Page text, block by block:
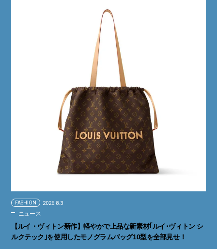
FASHION 2026.8.3
ニュース
【ルイ・ヴィトン新作】軽やかで上品な新素材｢ルイ･ヴィトン シ
ルクテック｣を使用したモノグラムバッグ10型を全部見せ！